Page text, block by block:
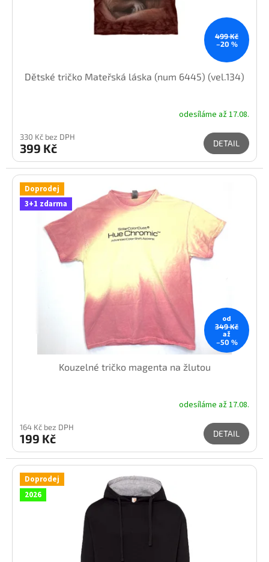
499 Kč
–20 %
Dětské tričko Mateřská láska (num 6445) (vel.134)
odesíláme až 17.08.
330 Kč bez DPH
399 Kč DETAIL
Doprodej
3+1 zdarma
od
349 Kč
až
–50 %
Kouzelné tričko magenta na žlutou
odesíláme až 17.08.
164 Kč bez DPH
199 Kč DETAIL
Doprodej
2026